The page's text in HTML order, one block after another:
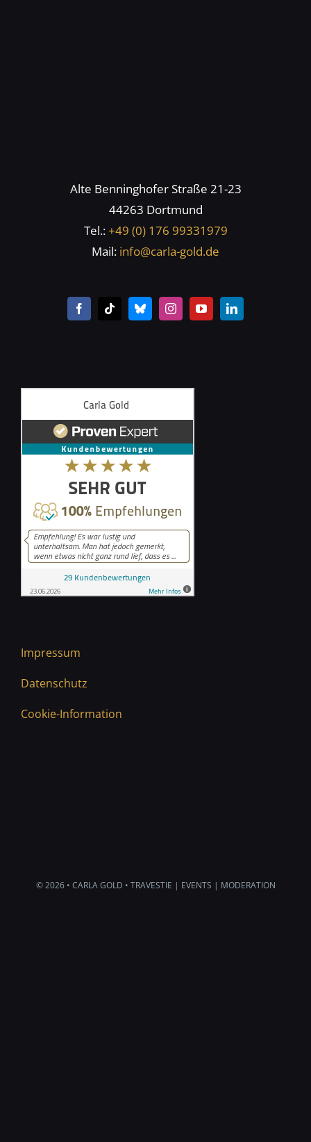
Impressum
Datenschutz
Cookie-Information
Alte Benninghofer Straße 21-23
44263 Dortmund
Tel.:+49 (0) 176 99331979
Mail: info@carla-gold.de
© 2026 • CARLA GOLD • TRAVESTIE | EVENTS | MODERATION